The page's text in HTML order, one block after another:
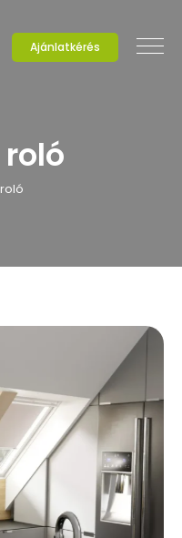
Ajánlatkérés
roló
roló